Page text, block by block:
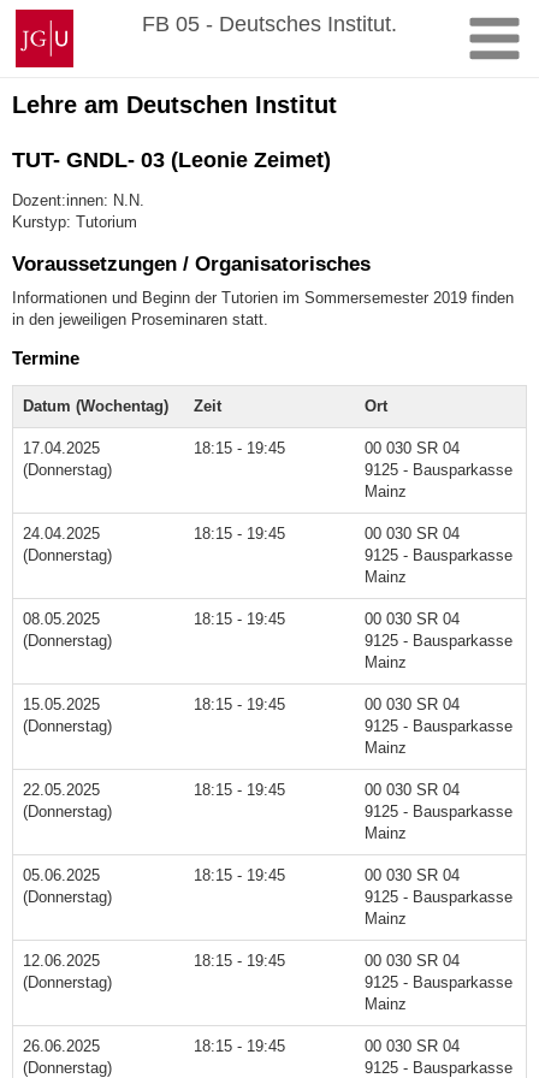
Zum
Inhalt
springen
Johannes
Gutenberg-
Universität
Mainz
FB 05 - Deutsches Institut.
Lehre am Deutschen Institut
TUT- GNDL- 03 (Leonie Zeimet)
Dozent:innen: N.N.
Kurstyp: Tutorium
Voraussetzungen / Organisatorisches
Informationen und Beginn der Tutorien im Sommersemester 2019 finden
in den jeweiligen Proseminaren statt.
Termine
Datum (Wochentag) Zeit Ort
17.04.2025
(Donnerstag)
18:15 - 19:45
00 030 SR 04
9125 - Bausparkasse
Mainz
24.04.2025
(Donnerstag)
18:15 - 19:45
00 030 SR 04
9125 - Bausparkasse
Mainz
08.05.2025
(Donnerstag)
18:15 - 19:45
00 030 SR 04
9125 - Bausparkasse
Mainz
15.05.2025
(Donnerstag)
18:15 - 19:45
00 030 SR 04
9125 - Bausparkasse
Mainz
22.05.2025
(Donnerstag)
18:15 - 19:45
00 030 SR 04
9125 - Bausparkasse
Mainz
05.06.2025
(Donnerstag)
18:15 - 19:45
00 030 SR 04
9125 - Bausparkasse
Mainz
12.06.2025
(Donnerstag)
18:15 - 19:45
00 030 SR 04
9125 - Bausparkasse
Mainz
26.06.2025
(Donnerstag)
18:15 - 19:45
00 030 SR 04
9125 - Bausparkasse